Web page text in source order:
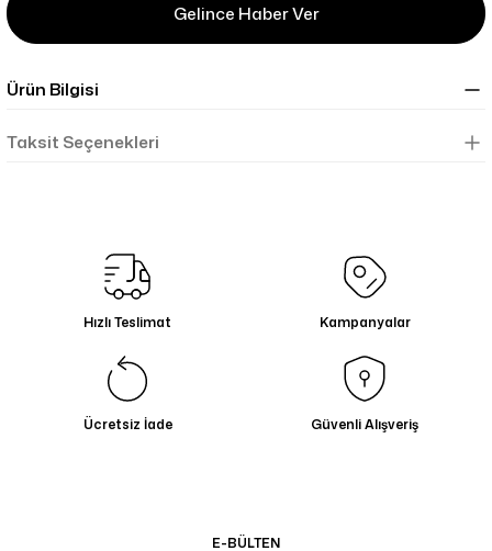
Gelince Haber Ver
Ürün Bilgisi
Taksit Seçenekleri
Hızlı Teslimat Kampanyalar
Ücretsiz İade Güvenli Alışveriş
E-BÜLTEN